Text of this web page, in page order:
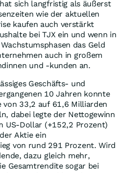
sich langfristig als äußerst
wie der aktuellen
kaufen auch verstärkt
bei TJX ein und wenn in
das Geld
auch in großem
und -kunden an.
Geschäfts- und
10 Jahren konnte
von 33,2 auf 61,6 Milliarden
dabei legte der Nettogewinn
US-Dollar (+152,2 Prozent)
Aktie ein
von rund 291 Prozent. Wird
dazu gleich mehr,
Gesamtrendite sogar bei